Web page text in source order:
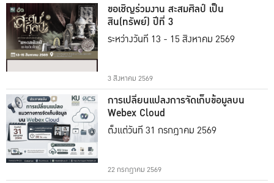
ขอเชิญร่วมงาน สะสมศิลป์ เป็น
สิน(ทรัพย์) ปีที่ 3
ระหว่างวันที่ 13 - 15 สิงหาคม 2569
3 สิงหาคม 2569
การเปลี่ยนแปลงการจัดเก็บข้อมูลบน
Webex Cloud
ตั้งแต่วันที่ 31 กรกฎาคม 2569
22 กรกฎาคม 2569